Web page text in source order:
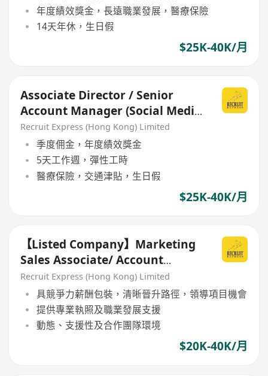
年度績效獎金，長遠職業發展，醫療保險
14天年休，生日假
$25K-40K/月
Associate Director / Senior
Account Manager (Social Media
Account Servicing)
Recruit Express (Hong Kong) Limited
季度佣金，年度績效獎金
5天工作週，彈性工時
醫療保險，交通津貼，生日假
$25K-40K/月
【Listed Company】Marketing
Sales Associate/ Account
Executive
Recruit Express (Hong Kong) Limited
具競爭力薪酬包裝，清晰晉升路徑，領導項目機會
提供專業執照及職業發展支援
動態、支援性及合作團隊環境
$20K-40K/月